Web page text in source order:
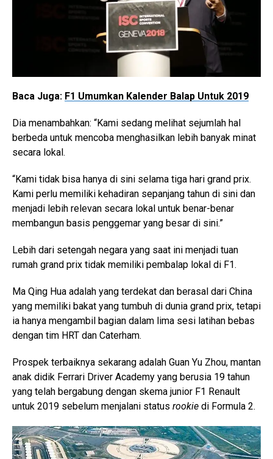
Baca Juga: F1 Umumkan Kalender Balap Untuk 2019
Dia menambahkan: “Kami sedang melihat sejumlah hal
berbeda untuk mencoba menghasilkan lebih banyak minat
secara lokal.
“Kami tidak bisa hanya di sini selama tiga hari grand prix.
Kami perlu memiliki kehadiran sepanjang tahun di sini dan
menjadi lebih relevan secara lokal untuk benar-benar
membangun basis penggemar yang besar di sini.”
Lebih dari setengah negara yang saat ini menjadi tuan
rumah grand prix tidak memiliki pembalap lokal di F1.
Ma Qing Hua adalah yang terdekat dan berasal dari China
yang memiliki bakat yang tumbuh di dunia grand prix, tetapi
ia hanya mengambil bagian dalam lima sesi latihan bebas
dengan tim HRT dan Caterham.
Prospek terbaiknya sekarang adalah Guan Yu Zhou, mantan
anak didik Ferrari Driver Academy yang berusia 19 tahun
yang telah bergabung dengan skema junior F1 Renault
untuk 2019 sebelum menjalani status rookie di Formula 2.